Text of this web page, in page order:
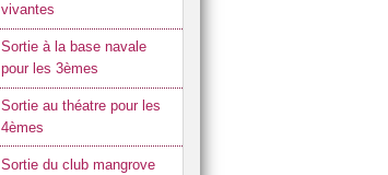
vivantes
Sortie à la base navale
pour les 3èmes
Sortie au théatre pour les
4èmes
Sortie du club mangrove